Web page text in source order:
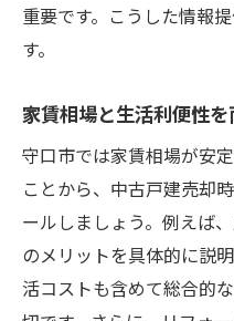
重要です。こうした情報
す。
家賃相場と生活利便性
守口市では家賃相場が安
ことから、中古戸建売却
ールしましょう。例えば
のメリットを具体的に説
活コストも含めて総合的